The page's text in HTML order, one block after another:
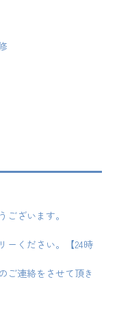
ざいます。
ーください。【24時
ご連絡をさせて頂き